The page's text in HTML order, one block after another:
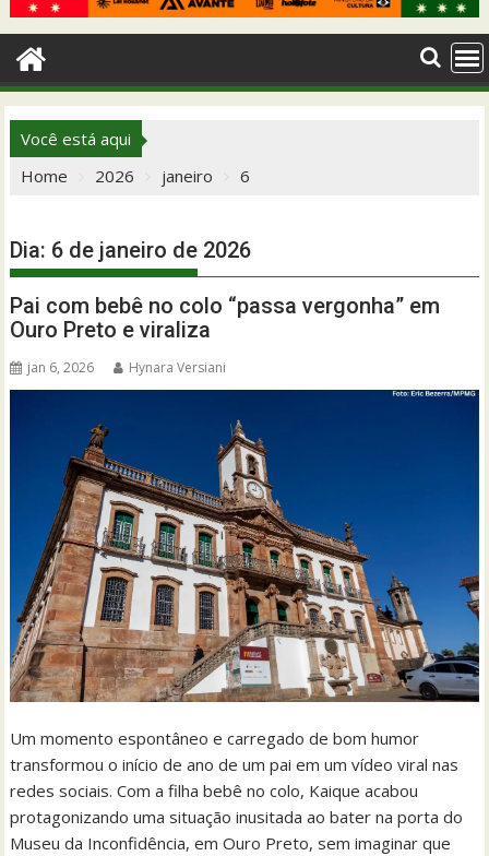
Você está aqui
Home
2026 janeiro 6
Dia: 6 de janeiro de 2026
Pai com bebê no colo “passa vergonha” em
Ouro Preto e viraliza
jan 6, 2026 Hynara Versiani
Um momento espontâneo e carregado de bom humor
transformou o início de ano de um pai em um vídeo viral nas
redes sociais. Com a filha bebê no colo, Kaique acabou
protagonizando uma situação inusitada ao bater na porta do
Museu da Inconfidência, em Ouro Preto, sem imaginar que